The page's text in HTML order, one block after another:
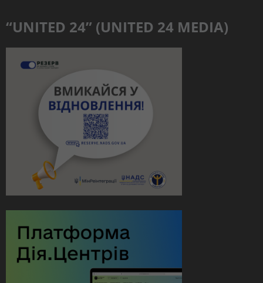
“UNITED 24” (UNITED 24 MEDIA)